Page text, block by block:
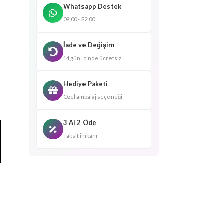
Whatsapp Destek
09:00 - 22:00
İade ve Değişim
14 gün içinde ücretsiz
Hediye Paketi
Özel ambalaj seçeneği
3 Al 2 Öde
Taksit imkanı